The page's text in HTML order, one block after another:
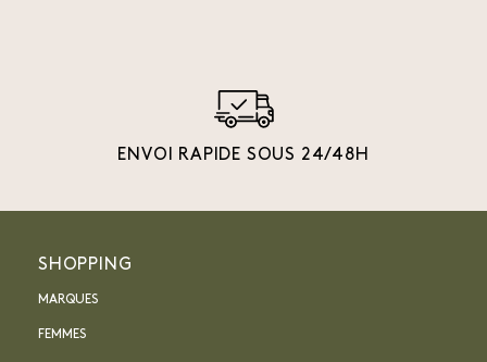
ENVOI RAPIDE SOUS 24/48H
SHOPPING
MARQUES
FEMMES